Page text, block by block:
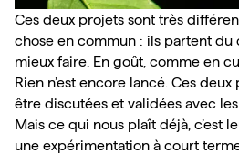
Ces deux projets sont très
chose en commun : ils partent du
mieux faire. En goût, comme en
Rien n’est encore lancé. Ces
être discutées et validées avec
Mais ce qui nous plaît déjà, c’est
une expérimentation à court